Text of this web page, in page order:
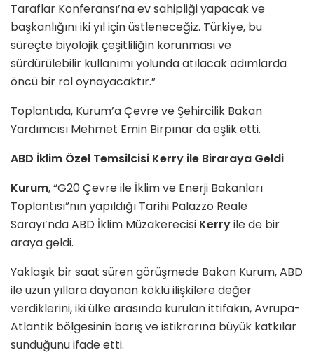
Taraflar Konferansı’na ev sahipliği yapacak ve
başkanlığını iki yıl için üstleneceğiz. Türkiye, bu
süreçte biyolojik çeşitliliğin korunması ve
sürdürülebilir kullanımı yolunda atılacak adımlarda
öncü bir rol oynayacaktır.”
Toplantıda, Kurum’a Çevre ve Şehircilik Bakan
Yardımcısı Mehmet Emin Birpınar da eşlik etti.
ABD İklim Özel Temsilcisi Kerry ile Biraraya Geldi
Kurum, “G20 Çevre ile İklim ve Enerji Bakanları
Toplantısı”nın yapıldığı Tarihi Palazzo Reale
Sarayı’nda ABD İklim Müzakerecisi Kerryile de bir
araya geldi.
Yaklaşık bir saat süren görüşmede Bakan Kurum, ABD
ile uzun yıllara dayanan köklü ilişkilere değer
verdiklerini, iki ülke arasında kurulan ittifakın, Avrupa-
Atlantik bölgesinin barış ve istikrarına büyük katkılar
sunduğunu ifade etti.